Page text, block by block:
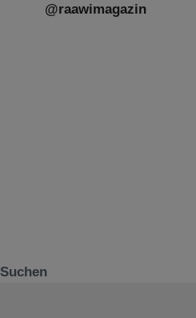
@raawimagazin
Suchen